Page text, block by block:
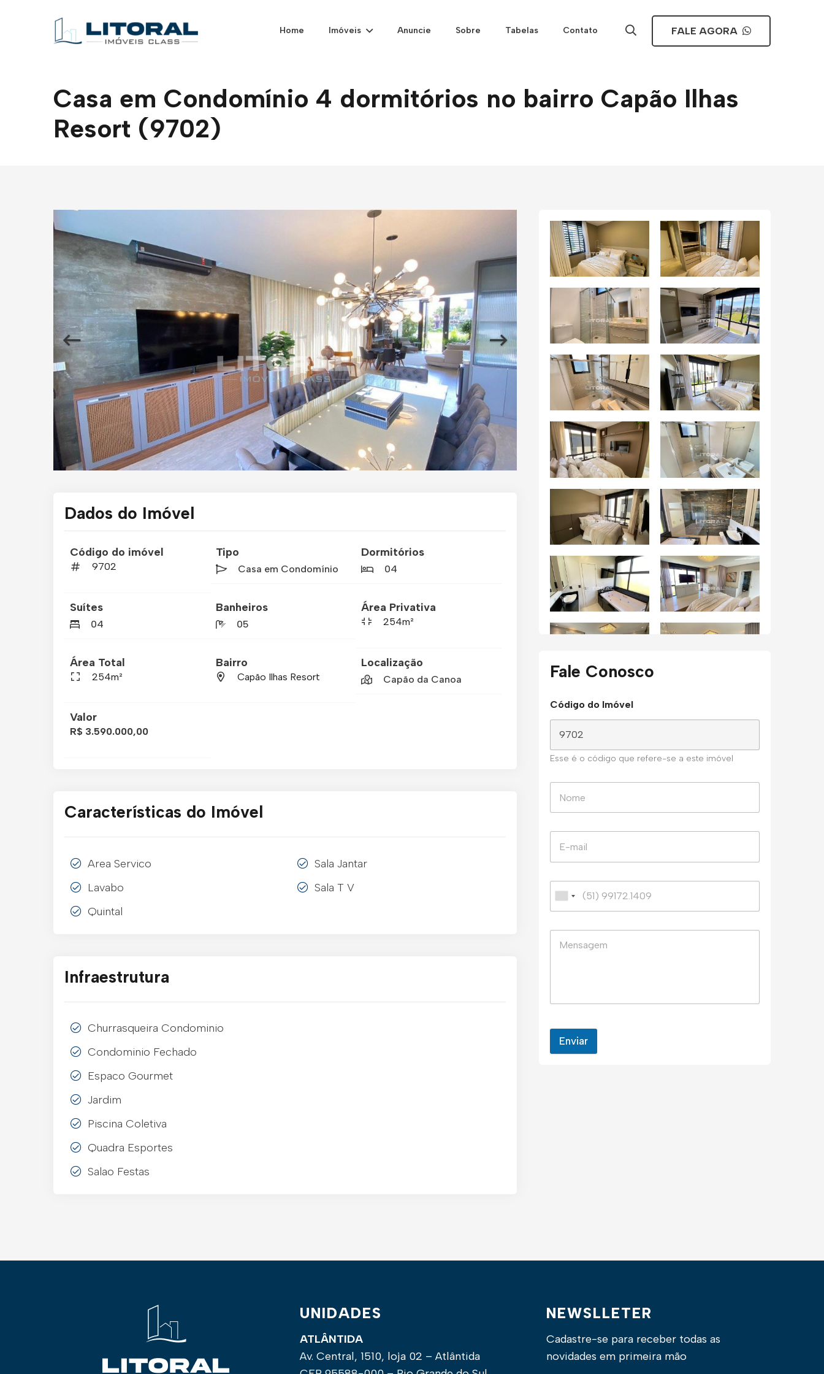
Home Imóveis Anuncie Sobre Tabelas Contato FALE AGORA
Casa em Condomínio 4 dormitórios no bairro Capão Ilhas
Resort (9702)
Dados do Imóvel
Código do imóvel
9702
Tipo
Casa em Condomínio
Dormitórios
04
Suítes
04
Banheiros
05
Área Privativa
254m²
Área Total
254m²
Bairro
Capão Ilhas Resort
Localização
Capão da Canoa
Valor
R$ 3.590.000,00
Características do Imóvel
Area Servico
Lavabo
Quintal
Sala Jantar
Sala T V
Infraestrutura
Churrasqueira Condominio
Condominio Fechado
Espaco Gourmet
Jardim
Piscina Coletiva
Quadra Esportes
Salao Festas
Fale Conosco
Código do Imóvel
Esse é o código que refere-se a este imóvel
Enviar
UNIDADES
ATLÂNTIDA
Av. Central, 1510, loja 02 – Atlântida
NEWSLLETER
Cadastre-se para receber todas as
novidades em primeira mão